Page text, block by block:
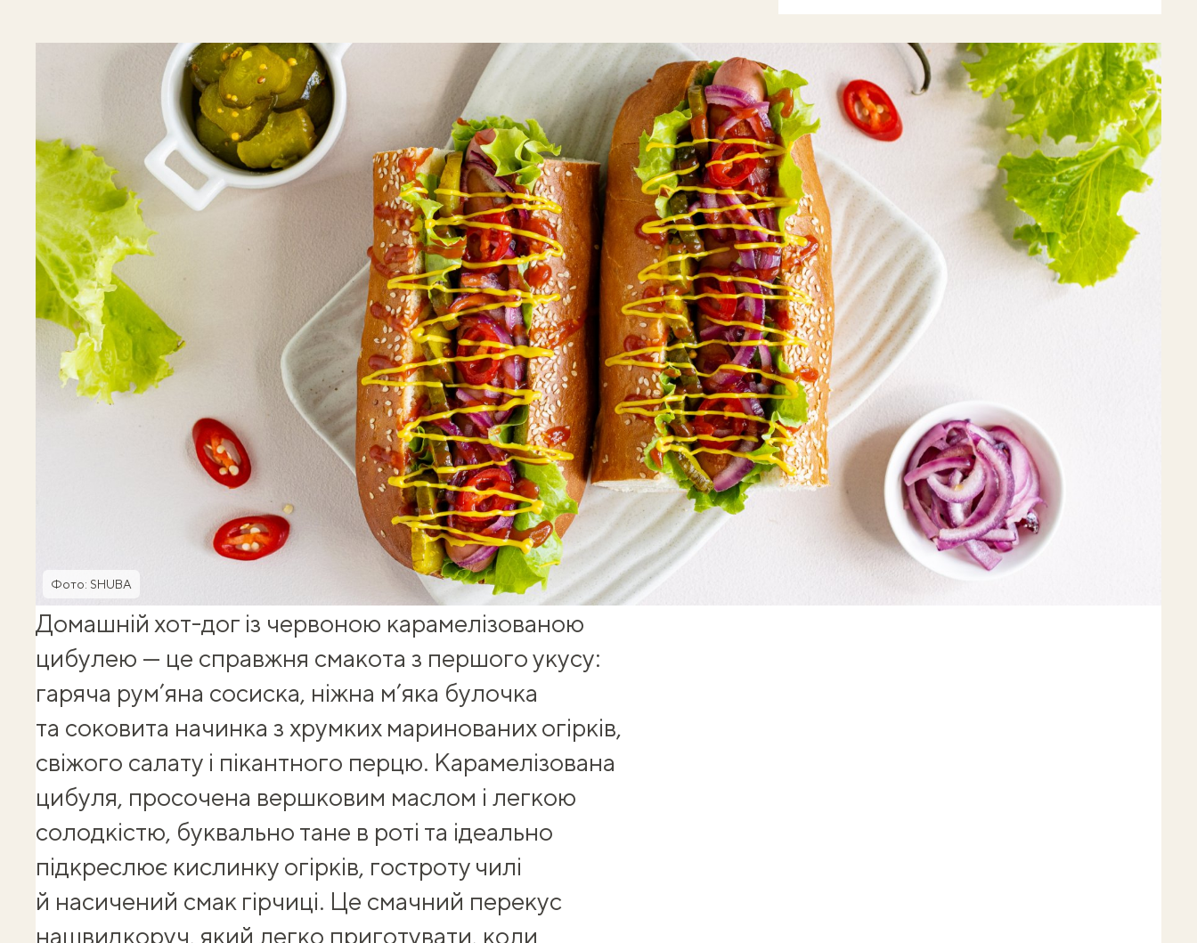
Фото: SHUBA
Домашній хот-дог із червоною карамелізованою
цибулею — це справжня смакота з першого укусу:
гаряча рум’яна сосиска, ніжна м’яка булочка
та соковита начинка з хрумких маринованих огірків,
свіжого салату і пікантного перцю. Карамелізована
цибуля, просочена вершковим маслом і легкою
солодкістю, буквально тане в роті та ідеально
підкреслює кислинку огірків, гостроту чилі
й насичений смак гірчиці. Це смачний перекус
нашвидкоруч, який легко приготувати, коли